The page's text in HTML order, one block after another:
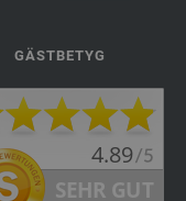
GÄSTBETYG